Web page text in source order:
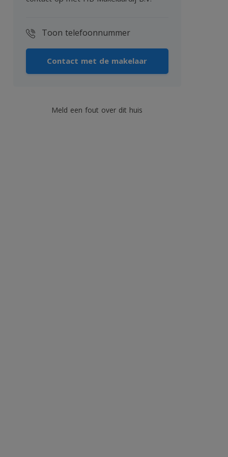
Toon telefoonnummer
Contact met de makelaar
Meld een fout over dit huis